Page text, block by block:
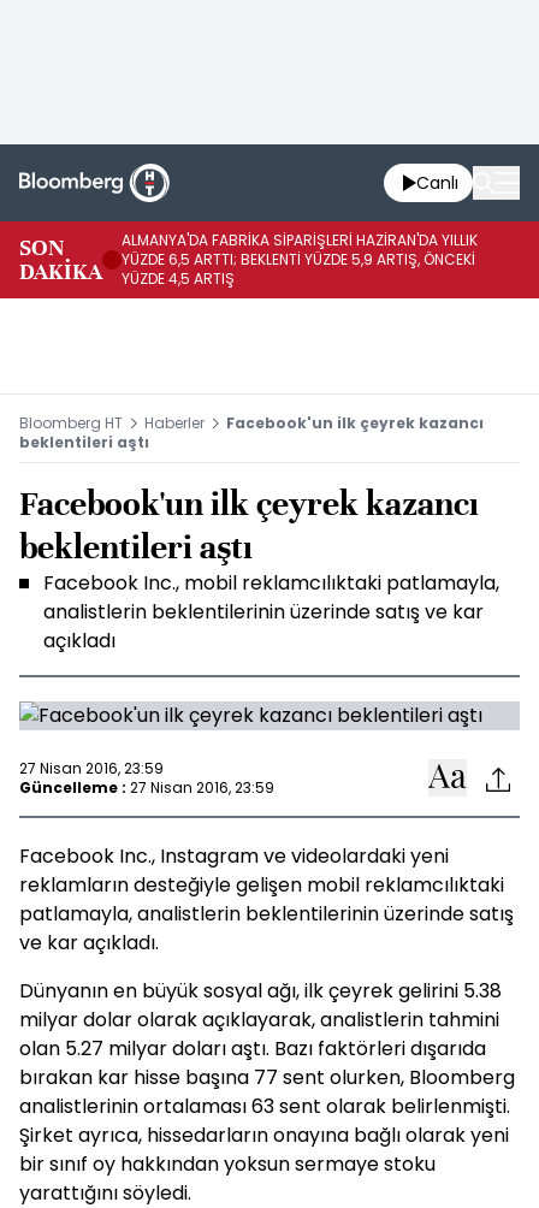
Canlı
SON
DAKİKA
ALMANYA'DA FABRİKA SİPARİŞLERİ HAZİRAN'DA YILLIK
YÜZDE 6,5 ARTTI; BEKLENTİ YÜZDE 5,9 ARTIŞ, ÖNCEKİ
YÜZDE 4,5 ARTIŞ
Bloomberg HT Haberler
Facebook'un ilk çeyrek kazancı
beklentileri aştı
Facebook'un ilk çeyrek kazancı
beklentileri aştı
Facebook Inc., mobil reklamcılıktaki patlamayla,
analistlerin beklentilerinin üzerinde satış ve kar
açıkladı
27 Nisan 2016, 23:59
Güncelleme : 27 Nisan 2016, 23:59
Facebook Inc., Instagram ve videolardaki yeni
reklamların desteğiyle gelişen mobil reklamcılıktaki
patlamayla, analistlerin beklentilerinin üzerinde satış
ve kar açıkladı.
Dünyanın en büyük sosyal ağı, ilk çeyrek gelirini 5.38
milyar dolar olarak açıklayarak, analistlerin tahmini
olan 5.27 milyar doları aştı. Bazı faktörleri dışarıda
bırakan kar hisse başına 77 sent olurken, Bloomberg
analistlerinin ortalaması 63 sent olarak belirlenmişti.
Şirket ayrıca, hissedarların onayına bağlı olarak yeni
bir sınıf oy hakkından yoksun sermaye stoku
yarattığını söyledi.